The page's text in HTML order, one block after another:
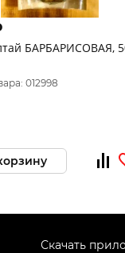
БАРБАРИСОВАЯ,
012998
Скачать